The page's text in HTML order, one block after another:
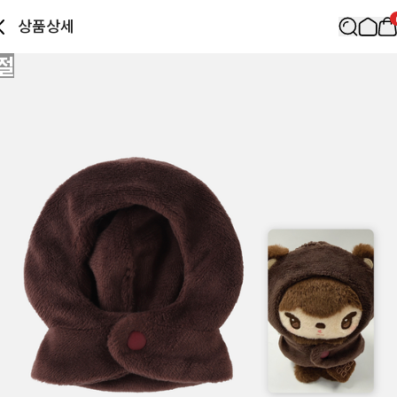
상품상세